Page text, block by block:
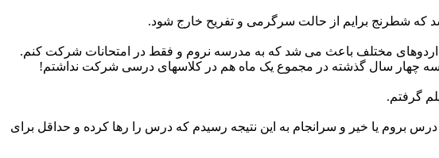
که شطرنج برایم از حالت سرگرمی و تفریح خارج شود.
اردوهای مختلف باعث می شد که به مدرسه نروم و فقط در امتحانات شرکت کنم.
سه چهار سال گذشته در مجموع یک ماه هم در کلاسهای درسی شرکت نداشتم!
گرفتم.
بروم یا خیر و سرانجام به این نتیجه رسیدم که درس را رها کرده و حداقل برای